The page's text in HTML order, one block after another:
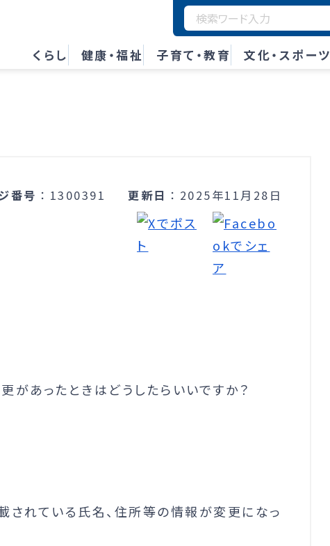
くらし 健康・福祉 子育て・教育 文化・スポーツ
番号 1300391 更新日 2025年11月28日
があったときはどうしたらいいですか？
されている氏名、住所等の情報が変更になっ